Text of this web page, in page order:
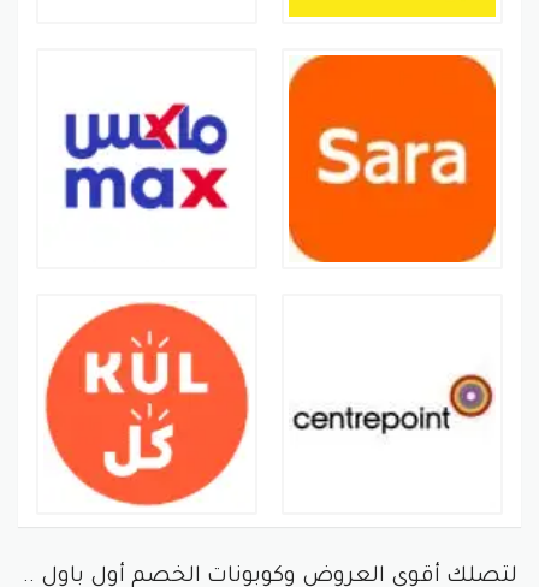
لتصلك أقوى العروض وكوبونات الخصم أول باول ..